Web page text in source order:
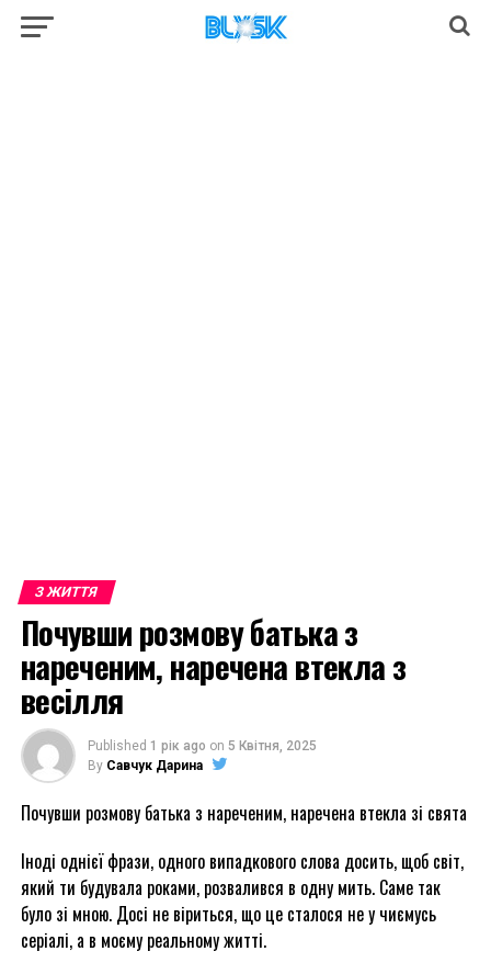
З ЖИТТЯ
Почувши розмову батька з
нареченим, наречена втекла з
весілля
Published 1 рік ago on 5 Квітня, 2025
By Савчук Дарина
Почувши розмову батька з нареченим, наречена втекла зі свята
Іноді однієї фрази, одного випадкового слова досить, щоб світ,
який ти будувала роками, розвалився в одну мить. Саме так
було зі мною. Досі не віриться, що це сталося не у чиємусь
серіалі, а в моєму реальному житті.